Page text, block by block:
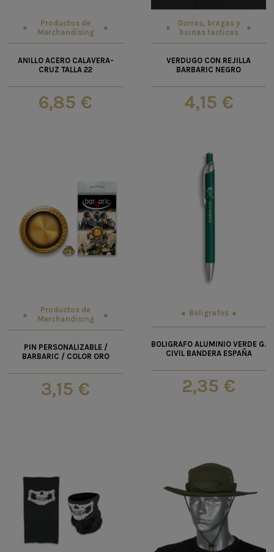
Productos de
Merchandising
ANILLO ACERO CALAVERA-
CRUZ TALLA 22
6,85 €
Gorras, bragas y
boinas tacticas
VERDUGO CON REJILLA
BARBARIC NEGRO
4,15 €
Productos de
Merchandising
PIN PERSONALIZABLE /
BARBARIC / COLOR ORO
3,15 €
Boligrafos
BOLIGRAFO ALUMINIO VERDE G.
CIVIL BANDERA ESPAÑA
2,35 €